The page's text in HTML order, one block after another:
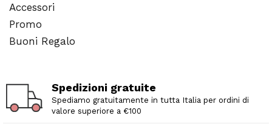
Accessori
Promo
Buoni Regalo
Spedizioni gratuite
Spediamo gratuitamente in tutta Italia per ordini di
valore superiore a €100